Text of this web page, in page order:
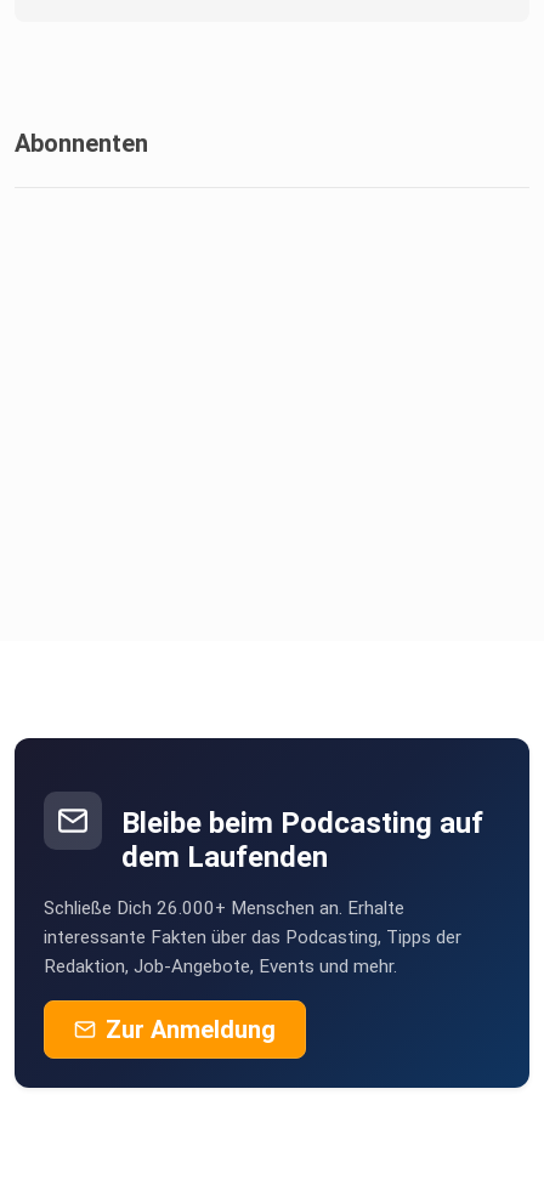
Abonnenten
Bleibe beim Podcasting auf
dem Laufenden
Schließe Dich 26.000+ Menschen an. Erhalte
interessante Fakten über das Podcasting, Tipps der
Redaktion, Job-Angebote, Events und mehr.
Zur Anmeldung